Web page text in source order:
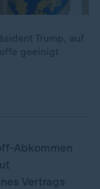
Trump, auf
geeinigt
Abkommen
Vertrags